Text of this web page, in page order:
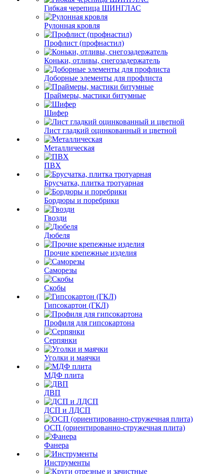
Гибкая черепица ШИНГЛАС
Рулонная кровля
Профлист (профнастил)
Коньки, отливы, снегозадержатель
Доборные элементы для профлиста
Праймеры, мастики битумные
Шифер
Лист гладкий оцинкованный и цветной
Металлическая
ПВХ
Брусчатка, плитка тротуарная
Бордюры и поребрики
Гвозди
Дюбеля
Прочие крепежные изделия
Саморезы
Скобы
Гипсокартон (ГКЛ)
Профиля для гипсокартона
Серпянки
Уголки и маячки
МДФ плита
ДВП
ДСП и ЛДСП
ОСП (ориентированно-стружечная плита)
Фанера
Инструменты